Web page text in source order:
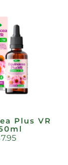
AL
/
Plus VR
7.95